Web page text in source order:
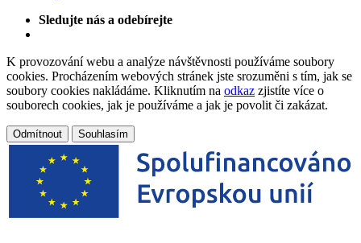
Sledujte nás a odebírejte
K provozování webu a analýze návštěvnosti používáme soubory
cookies. Procházením webových stránek jste srozuměni s tím, jak se
soubory cookies nakládáme. Kliknutím na odkaz zjistíte více o
souborech cookies, jak je používáme a jak je povolit či zakázat.
Odmítnout Souhlasím